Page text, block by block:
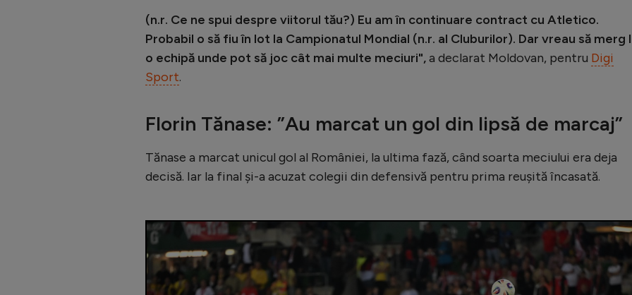
(n.r. Ce ne spui despre viitorul tău?) Eu am în continuare contract cu Atletico.
Probabil o să fiu în lot la Campionatul Mondial (n.r. al Cluburilor). Dar vreau să merg
o echipă unde pot să joc cât mai multe meciuri",a declarat Moldovan, pentru Digi
Sport.
Florin Tănase: ”Au marcat un gol din lipsă de marcaj”
Tănase a marcat unicul gol al României, la ultima fază, când soarta meciului era deja
decisă. Iar la final și-a acuzat colegii din defensivă pentru prima reușită încasată.